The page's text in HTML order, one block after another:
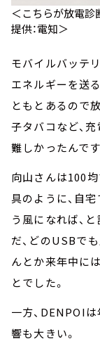
＜こちらが放電
提供：電知＞
モバイルバッテ
エネルギーを送
ともとあるので
子タバコなど、
難しかったんです
向山さんは100
具のように、自
う風になれば、
だ、どのUSBで
んとか来年中に
とでした。
一方、DENPOI
響も大きい。